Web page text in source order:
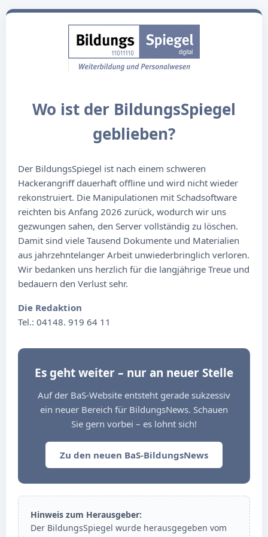
Wo ist der BildungsSpiegel
geblieben?
Der BildungsSpiegel ist nach einem schweren
Hackerangriff dauerhaft offline und wird nicht wieder
rekonstruiert. Die Manipulationen mit Schadsoftware
reichten bis Anfang 2026 zurück, wodurch wir uns
gezwungen sahen, den Server vollständig zu löschen.
Damit sind viele Tausend Dokumente und Materialien
aus jahrzehntelanger Arbeit unwiederbringlich verloren.
Wir bedanken uns herzlich für die langjährige Treue und
bedauern den Verlust sehr.
Die Redaktion
Tel.: 04148. 919 64 11
Es geht weiter – nur an neuer Stelle
Auf der BaS-Website entsteht gerade sukzessiv
ein neuer Bereich für BildungsNews. Schauen
Sie gern vorbei – es lohnt sich!
Zu den neuen BaS-BildungsNews
Hinweis zum Herausgeber:
Der BildungsSpiegel wurde herausgegeben vom